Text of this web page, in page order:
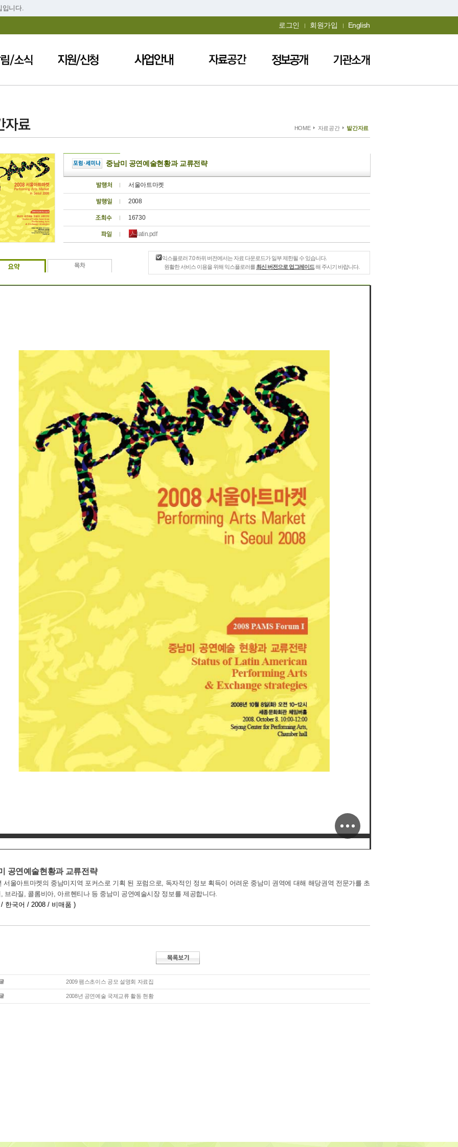
입니다.
로그인 회원가입 English
HOME 자료공간 발간자료
중남미 공연예술현황과 교류전략
서울아트마켓
2008
16730
latin.pdf
익스플로러 7.0 하위 버전에서는 자료 다운로드가 일부 제한될 수 있습니다.
원활한 서비스 이용을 위해 익스플로러를 최신 버전으로 업그레이드해 주시기 바랍니다.
공연예술현황과 교류전략
서울아트마켓의 중남미지역 포커스로 기획 된 포럼으로, 독자적인 정보 획득이 어려운 중남미 권역에 대해 해당권역 전문가를 초
브라질, 콜롬비아, 아르헨티나 등 중남미 공연예술시장 정보를 제공합니다.
한국어 / 2008 / 비매품 )
2009 팸스초이스 공모 설명회 자료집
2008년 공연예술 국제교류 활동 현황